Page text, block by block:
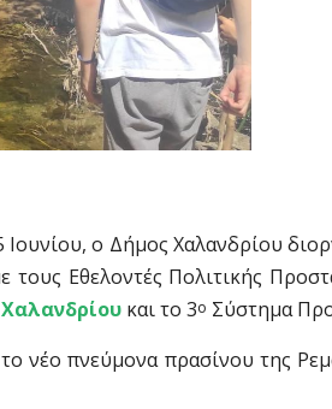
ο Δήμος Χαλανδρίου
Εθελοντές Πολιτικής
και το 3ο Σύστημα
το νέο πνεύμονα πρασίνου της